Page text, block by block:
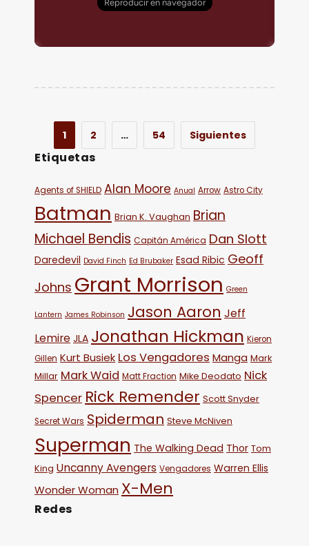
1 2 … 54 Siguientes
Etiquetas
Agents of SHIELD Alan Moore Anual Arrow Astro City
Batman Brian K. Vaughan Brian
Michael Bendis Capitán América Dan Slott
Daredevil David Finch Ed Brubaker Esad Ribic Geoff
Johns Grant Morrison Green
Lantern James Robinson Jason Aaron Jeff
Lemire JLA Jonathan Hickman Kieron
Gillen Kurt Busiek Los Vengadores Manga Mark
Millar Mark Waid Matt Fraction Mike Deodato Nick
Spencer Rick Remender Scott Snyder
Secret Wars Spiderman Steve McNiven
Superman The Walking Dead Thor Tom
King Uncanny Avengers Vengadores Warren Ellis
Wonder Woman X-Men
Redes